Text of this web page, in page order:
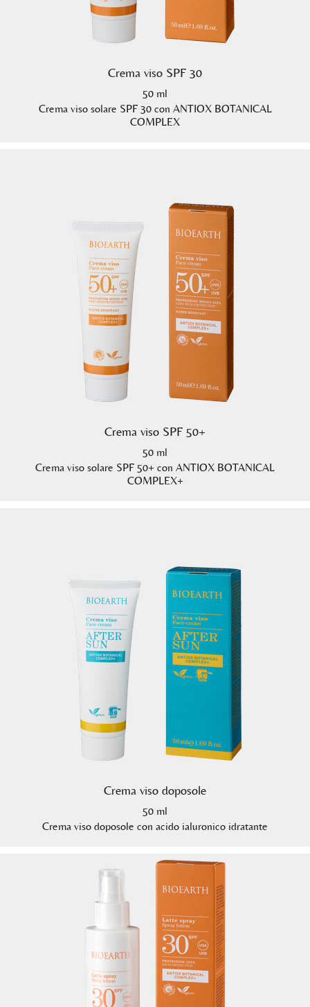
Crema viso SPF 30
50 ml
Crema viso solare SPF 30 con ANTIOX BOTANICAL
COMPLEX
Crema viso SPF 50+
50 ml
Crema viso solare SPF 50+ con ANTIOX BOTANICAL
COMPLEX+
Crema viso doposole
50 ml
Crema viso doposole con acido ialuronico idratante